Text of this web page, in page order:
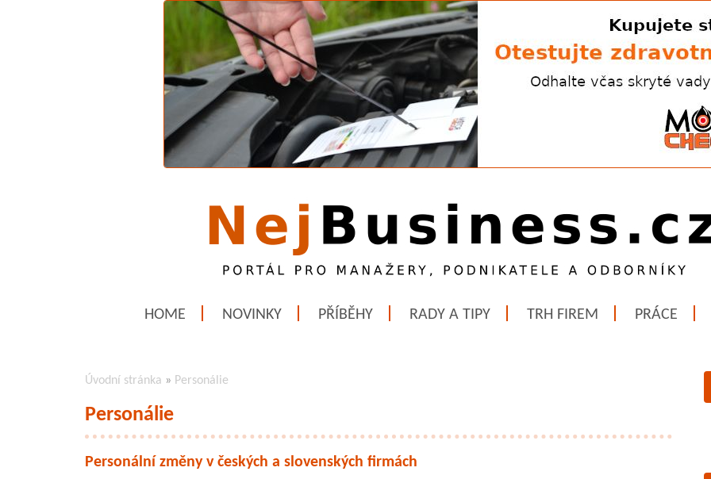
HOME NOVINKY PŘÍBĚHY RADY A TIPY TRH FIREM PRÁCE
Úvodní stránka » Personálie
Personálie
Personální změny v českých a slovenských firmách